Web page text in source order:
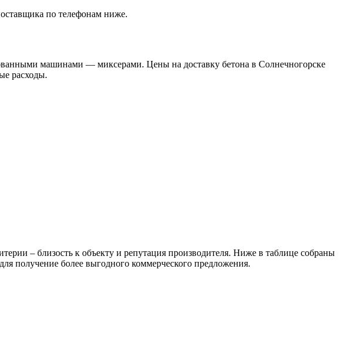
по телефонам ниже.
машинами — миксерами. Цены на доставку бетона в Солнечногорске
расходы.
– близость к объекту и репутация производителя. Ниже в таблице собраны
получение более выгодного коммерческого предложения.